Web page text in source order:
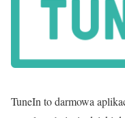
TuneIn to darmowa